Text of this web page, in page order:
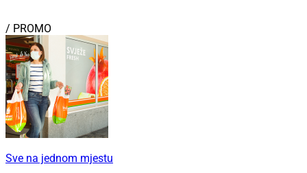
/ PROMO
Sve na jednom mjestu